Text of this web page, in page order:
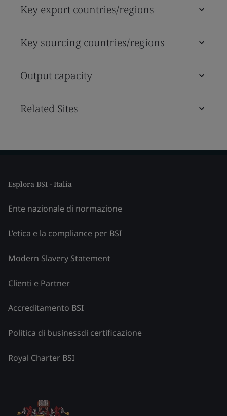
Key export countries/regions
Key sourcing countries/regions
Output capacity
Related Sites
Esplora BSI - Italia
Ente nazionale di normazione
L’etica e la compliance per BSI
Modern Slavery Statement
Clienti e Partner
Accreditamento BSI
Politica di businessdi certificazione
Royal Charter BSI